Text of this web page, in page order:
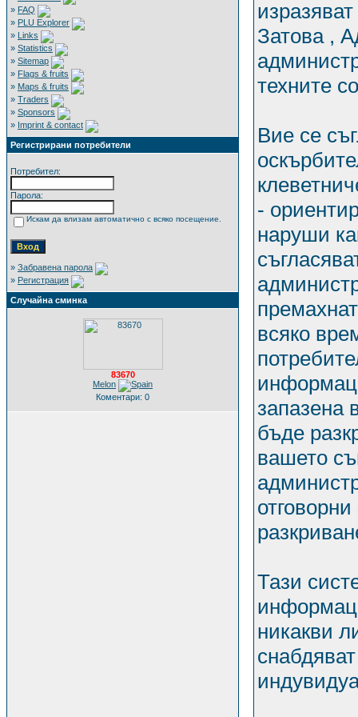
» FAQ
» PLU Explorer
» Links
» Statistics
» Sitemap
» Flags & fruits
» Maps & fruits
» Traders
» Sponsors
» Imprint & contact
Регистрирани потребители
Потребител:
Парола:
Искам да влизам автоматично с всяко посещение.
» Забравена парола
» Регистрация
Случайна сминка
83670
Melon
Коментари: 0
Затова ,
техните
Вие се
-
наруши
всяко
запазена
бъде
вашето
Тази
никакви